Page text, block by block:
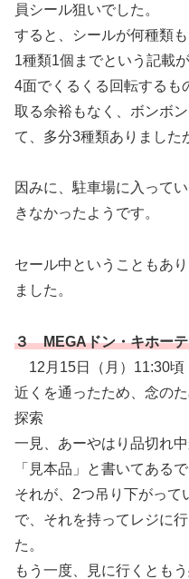
員シール狙いでした。
すると、シールが何種類
1種類1個までという記載
4面でくるくる回転するも
取る余裕もなく、ボンボ
て、多分3種類ありました
因みに、駐車場に入って
きなかったようです。
セール中ということもあ
ました。
３ MEGAドン・キホー
12月15日（月）11:30
近くを通ったため、念の
探索
一見、あーやはり品切れ
「見本品」と書いてある
それが、2つ吊り下がって
で、それを持ってレジに
た。
もう一度、見に行くとも